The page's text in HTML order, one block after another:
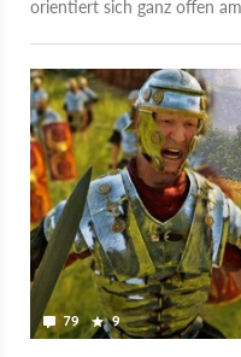
orientiert sich ganz offen
der Antike angesiedelt, ihr
Wir haben bereits vor
Solo-Entwickler hinter dem
seine Vision lest ihr in
steht noch nicht fest, aber
Explorers zunächst im
79 9